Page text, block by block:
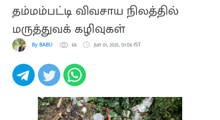
தம்மம்பட்டி விவசாய நிலத்தில்
மருத்துவக் கழிவுகள்
By BABU 66 Jun 01, 2025, 01:06 IST